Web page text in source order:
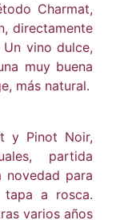
Charmat,
directamente
vino dulce,
muy buena
más natural.
y Pinot Noir,
partida
para
a rosca.
varios años